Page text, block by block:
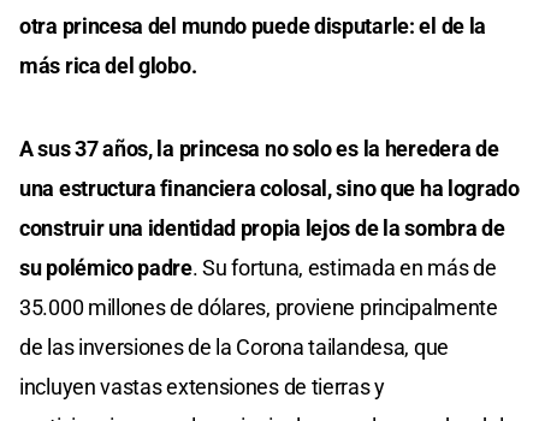
otra princesa del mundo puede disputarle: el de la
más rica del globo.
A sus 37 años, la princesa no solo es la heredera de
una estructura financiera colosal, sino que ha logrado
construir una identidad propia lejos de la sombra de
su polémico padre. Su fortuna, estimada en más de
35.000 millones de dólares, proviene principalmente
de las inversiones de la Corona tailandesa, que
incluyen vastas extensiones de tierras y